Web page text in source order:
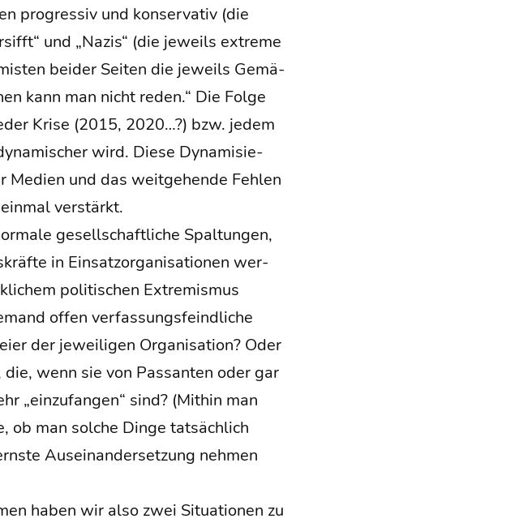
pro­gres­siv und kon­ser­va­tiv (die
und „Nazis“ (die jeweils extre­me
bei­der Sei­ten die jeweils Gemä­
kann man nicht reden.“ Die Fol­ge
Kri­se (2015, 2020…?) bzw. jedem
wird. Die­se Dyna­mi­sie­
Medi­en und das weit­ge­hen­de Feh­len
verstärkt.
gesell­schaft­li­che Spal­tun­gen,
in Ein­satz­or­ga­ni­sa­tio­nen wer­
poli­ti­schen Extre­mis­mus
offen ver­fas­sungs­feind­li­che
der jewei­li­gen Orga­ni­sa­ti­on? Oder
wenn sie von Pas­san­ten oder gar
„ein­zu­fan­gen“ sind? (Mit­hin man
ob man sol­che Din­ge tat­säch­lich
Aus­ein­an­der­set­zung neh­men
haben wir also zwei Situa­tio­nen zu